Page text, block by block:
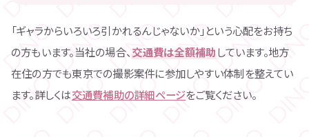
「ギャラからいろいろ引かれるんじゃないか」という心配をお持ち
の方もいます。当社の場合、交通費は全額補助しています。地方
在住の方でも東京での撮影案件に参加しやすい体制を整えてい
ます。詳しくは交通費補助の詳細ページをご覧ください。